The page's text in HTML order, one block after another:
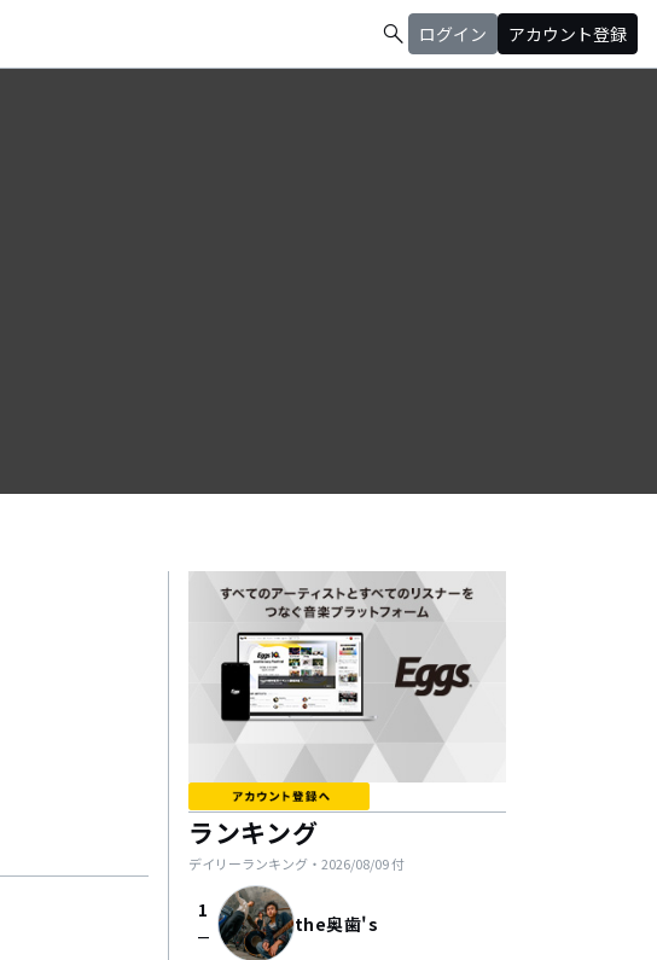
search ログイン アカウント登録
ランキング
デイリーランキング・ 2026/08/09付
1
check_indeterminate_small the奥歯's